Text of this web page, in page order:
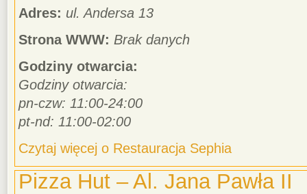
Adres: ul. Andersa 13
Strona WWW: Brak danych
Godziny otwarcia:
Godziny otwarcia:
pn-czw: 11:00-24:00
pt-nd: 11:00-02:00
Czytaj więcej o Restauracja Sephia
Pizza Hut – Al. Jana Pawła II